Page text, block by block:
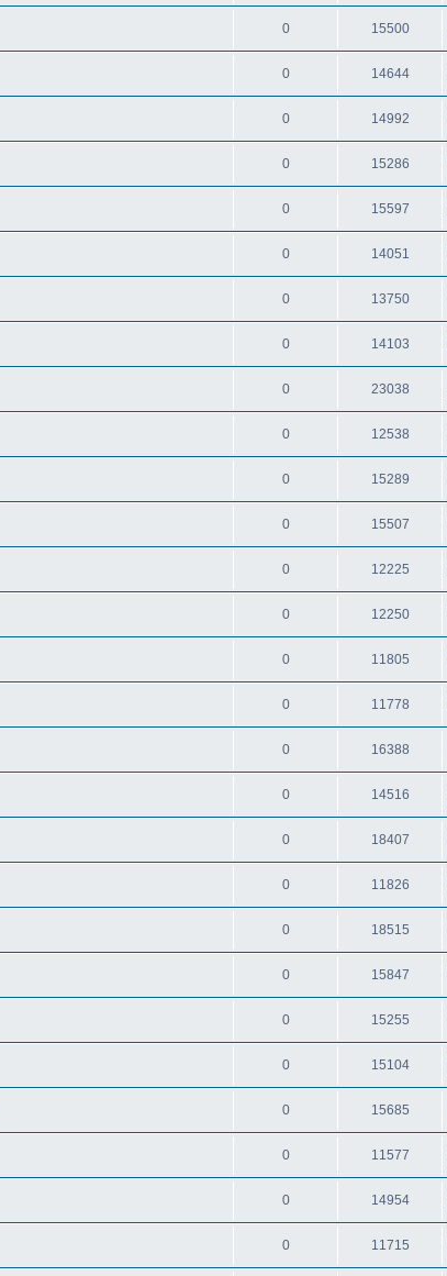
0 15500
0 14644
0 14992
0 15286
0 15597
0 14051
0 13750
0 14103
0 23038
0 12538
0 15289
0 15507
0 12225
0 12250
0 11805
0 11778
0 16388
0 14516
0 18407
0 11826
0 18515
0 15847
0 15255
0 15104
0 15685
0 11577
0 14954
0 11715